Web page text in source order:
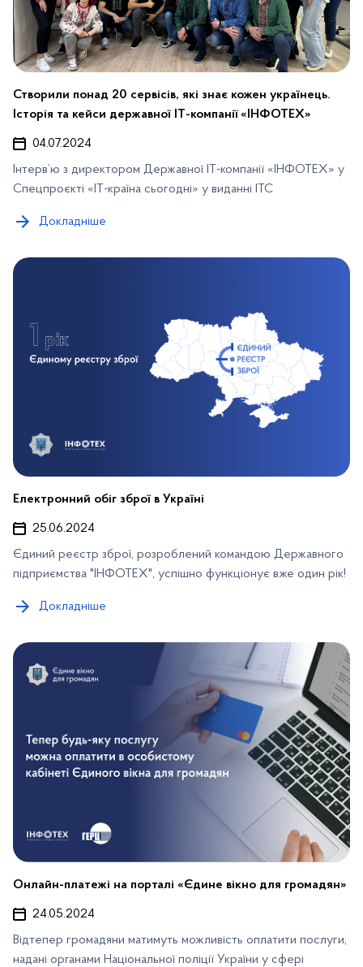
Створили понад 20 сервісів, які знає кожен українець.
Історія та кейси державної IT-компанії «ІНФОТЕХ»
04.07.2024
Інтерв’ю з директором Державної ІТ-компанії «ІНФОТЕХ» у
Спецпроєкті «ІТ-країна сьогодні» у виданні ІТС
Докладніше
Електронний обіг зброї в Україні
25.06.2024
Єдиний реєстр зброї, розроблений командою Державного
підприємства "ІНФОТЕХ", успішно функціонує вже один рік!
Докладніше
Онлайн-платежі на порталі «Єдине вікно для громадян»
24.05.2024
Відтепер громадяни матимуть можливість оплатити послуги,
надані органами Національної поліції України у сфері